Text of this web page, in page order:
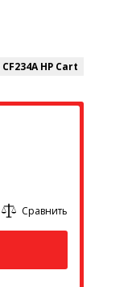
CF234A HP Cart
Сравнить